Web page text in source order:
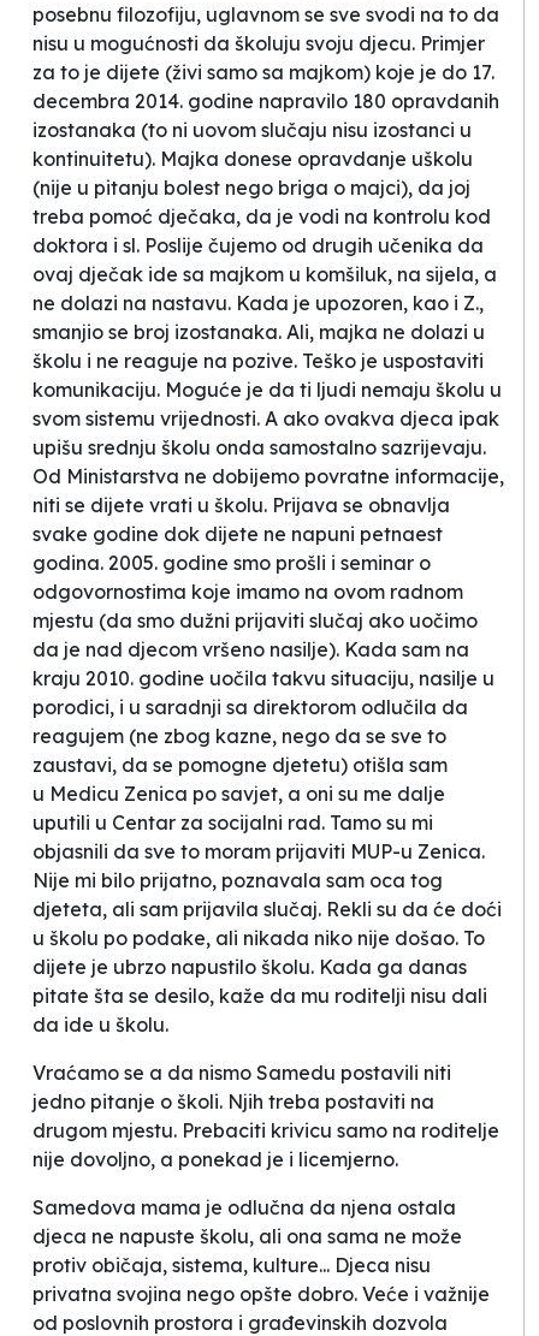
posebnu filozofiju, uglavnom se sve svodi na to da
nisu u mogućnosti da školuju svoju djecu. Primjer
za to je dijete (živi samo sa majkom) koje je do 17.
decembra 2014. godine napravilo 180 opravdanih
izostanaka (to ni uovom slučaju nisu izostanci u
kontinuitetu). Majka donese opravdanje uškolu
(nije u pitanju bolest nego briga o majci), da joj
treba pomoć dječaka, da je vodi na kontrolu kod
doktora i sl. Poslije čujemo od drugih učenika da
ovaj dječak ide sa majkom u komšiluk, na sijela, a
ne dolazi na nastavu. Kada je upozoren, kao i Z.,
smanjio se broj izostanaka. Ali, majka ne dolazi u
školu i ne reaguje na pozive. Teško je uspostaviti
komunikaciju. Moguće je da ti ljudi nemaju školu u
svom sistemu vrijednosti. A ako ovakva djeca ipak
upišu srednju školu onda samostalno sazrijevaju.
Od Ministarstva ne dobijemo povratne informacije,
niti se dijete vrati u školu. Prijava se obnavlja
svake godine dok dijete ne napuni petnaest
godina. 2005. godine smo prošli i seminar o
odgovornostima koje imamo na ovom radnom
mjestu (da smo dužni prijaviti slučaj ako uočimo
da je nad djecom vršeno nasilje). Kada sam na
kraju 2010. godine uočila takvu situaciju, nasilje u
porodici, i u saradnji sa direktorom odlučila da
reagujem (ne zbog kazne, nego da se sve to
zaustavi, da se pomogne djetetu) otišla sam
u Medicu Zenica po savjet, a oni su me dalje
uputili u Centar za socijalni rad. Tamo su mi
objasnili da sve to moram prijaviti MUP-u Zenica.
Nije mi bilo prijatno, poznavala sam oca tog
djeteta, ali sam prijavila slučaj. Rekli su da će doći
u školu po podake, ali nikada niko nije došao. To
dijete je ubrzo napustilo školu. Kada ga danas
pitate šta se desilo, kaže da mu roditelji nisu dali
da ide u školu.
Vraćamo se a da nismo Samedu postavili niti
jedno pitanje o školi. Njih treba postaviti na
drugom mjestu. Prebaciti krivicu samo na roditelje
nije dovoljno, a ponekad je i licemjerno.
Samedova mama je odlučna da njena ostala
djeca ne napuste školu, ali ona sama ne može
protiv običaja, sistema, kulture... Djeca nisu
privatna svojina nego opšte dobro. Veće i važnije
od poslovnih prostora i građevinskih dozvola